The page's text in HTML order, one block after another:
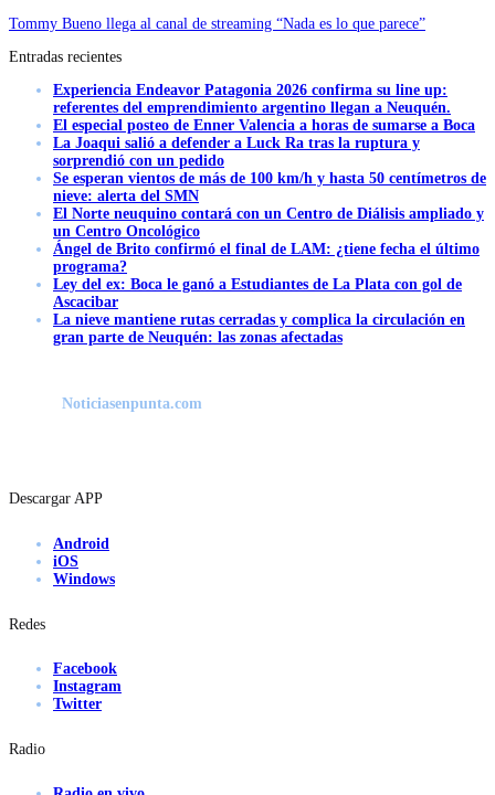
Tommy Bueno llega al canal de streaming “Nada es lo que parece”
Entradas recientes
Experiencia Endeavor Patagonia 2026 confirma su line up:
referentes del emprendimiento argentino llegan a Neuquén.
El especial posteo de Enner Valencia a horas de sumarse a Boca
La Joaqui salió a defender a Luck Ra tras la ruptura y
sorprendió con un pedido
Se esperan vientos de más de 100 km/h y hasta 50 centímetros de
nieve: alerta del SMN
El Norte neuquino contará con un Centro de Diálisis ampliado y
un Centro Oncológico
Ángel de Brito confirmó el final de LAM: ¿tiene fecha el último
programa?
Ley del ex: Boca le ganó a Estudiantes de La Plata con gol de
Ascacibar
La nieve mantiene rutas cerradas y complica la circulación en
gran parte de Neuquén: las zonas afectadas
Noticiasenpunta.com
Descargar APP
Android
iOS
Windows
Redes
Facebook
Instagram
Twitter
Radio